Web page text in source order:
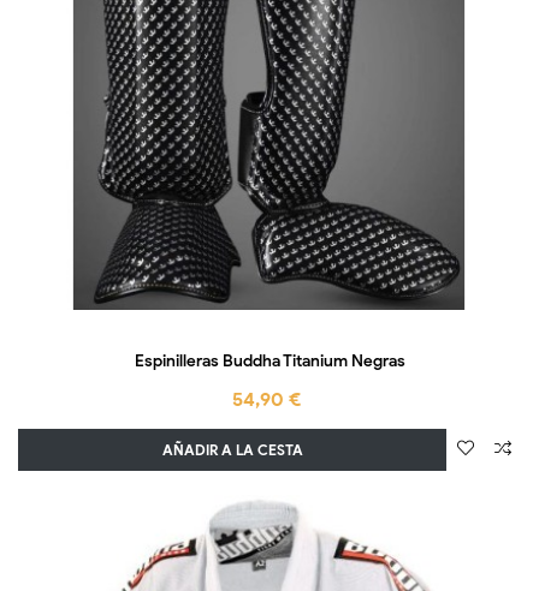
Espinilleras Buddha Titanium Negras
54,90 €
AÑADIR A LA CESTA